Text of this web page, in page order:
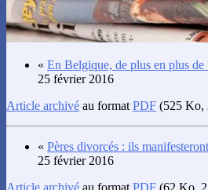
« En Belgique, de plus en plus
25 février 2016
Article archivé au format PDF (525 Ko,
« Pères divorcés : ils
25 février 2016
Article archivé au format PDF (62 Ko,